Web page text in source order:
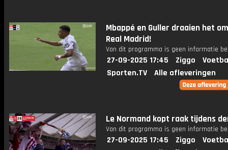
Mbappé en Guller draaien het
Real Madrid!
Van dit programma is geen informatie
27-09-2025 17:45 Ziggo
Sporten.TV
Alle afleveringen
Le Normand kopt raak tijdens
Van dit programma is geen informatie
27-09-2025 17:45 Ziggo